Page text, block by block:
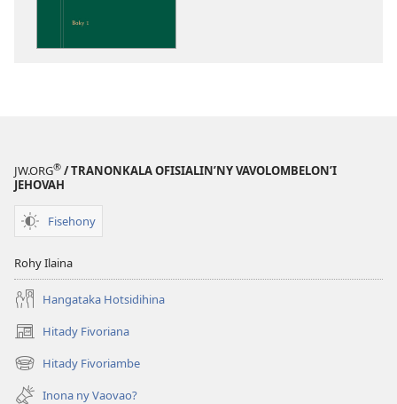
JW.ORG® / TRANONKALA OFISIALIN’NY VAVOLOMBELON’I
JEHOVAH
Fisehony
Rohy Ilaina
Hangataka Hotsidihina
Hitady Fivoriana
(manokatra
rohy) Hitady Fivoriambe
(manokatra
rohy) Inona ny Vaovao?